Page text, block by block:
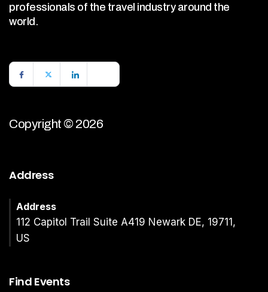
professionals of the travel industry around the
world.
Copyright © 2026
Address
Address
112 Capitol Trail Suite A419 Newark DE, 19711,
US
Find Events